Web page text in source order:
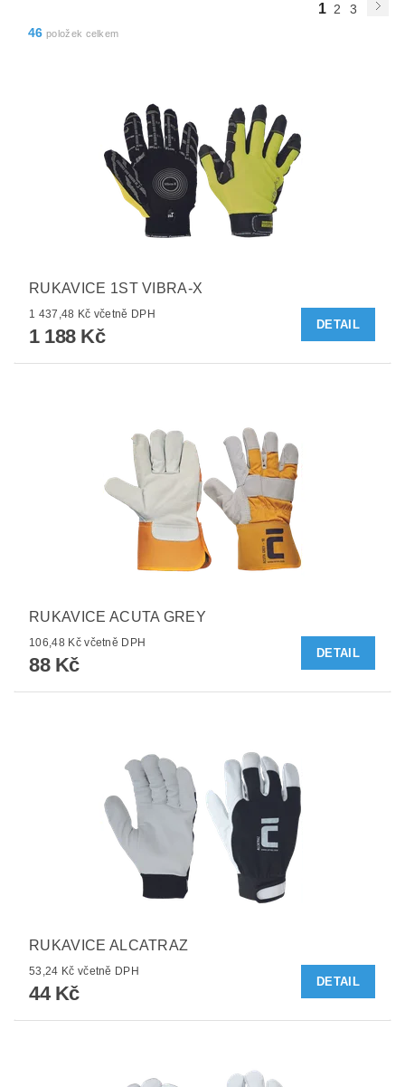
1 2
3
46 položek celkem
RUKAVICE 1ST VIBRA-X
1 437,48 Kč včetně DPH
1 188 Kč
DETAIL
RUKAVICE ACUTA GREY
106,48 Kč včetně DPH
88 Kč
DETAIL
RUKAVICE ALCATRAZ
53,24 Kč včetně DPH
44 Kč
DETAIL